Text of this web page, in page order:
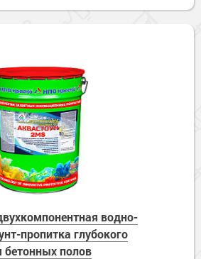
водно-
пропитка глубокого
бетонных полов